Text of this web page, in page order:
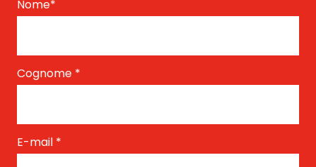
Nome*
Cognome *
E-mail *